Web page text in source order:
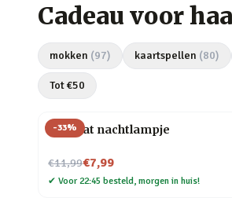
Cadeau voor
mokken (97) kaartspellen (80)
Tot €50
-33%
Mini kat nachtlampje
€11,99
Nu voor€7,99
✔ Voor 22:45 besteld, morgen in huis!